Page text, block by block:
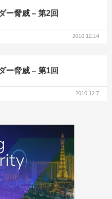
ー脅威 – 第2回
2010.12.14
ー脅威 – 第1回
2010.12.7